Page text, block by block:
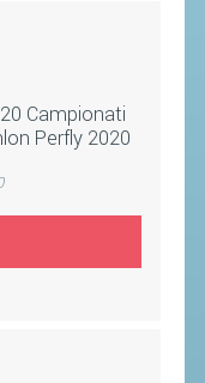
Campionati
Perfly 2020